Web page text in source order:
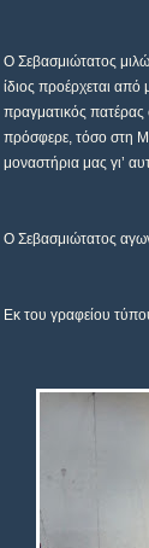
Ο Σεβασμιώτατος
ίδιος προέρχεται από
πραγματικός πατέρας
πρόσφερε, τόσο στη
μοναστήρια μας γι’
Ο Σεβασμιώτατος
Εκ του γραφείου